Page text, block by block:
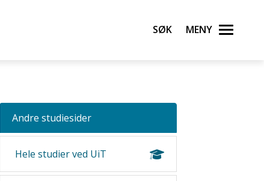
Søk Meny
Andre studiesider
Hele studier ved UiT